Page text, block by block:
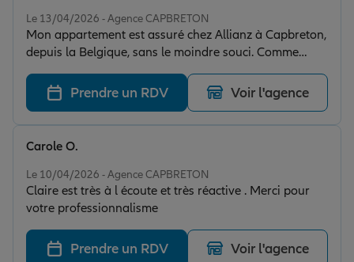
Le 13/04/2026 - Agence CAPBRETON
Mon appartement est assuré chez Allianz à Capbreton,
depuis la Belgique, sans le moindre souci. Comme
quoi, l’alliance franco‑belge fonctionne toujours à
merveille.Prendre un RDV Voir l'agence
Le 10/04/2026 - Agence CAPBRETON
Claire est très à l écoute et très réactive . Merci pour
votre professionnalisme
Carole O.
Prendre un RDV Voir l'agence